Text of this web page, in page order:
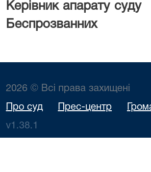
Керівник
Беспрозванних
2026 © Всі права захищені
Про суд Прес-центр
v1.38.1